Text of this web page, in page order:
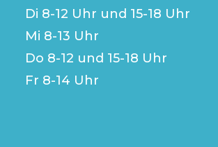
Di 8-12 Uhr und 15-18 Uhr
Mi 8-13 Uhr
Do 8-12 und 15-18 Uhr
Fr 8-14 Uhr